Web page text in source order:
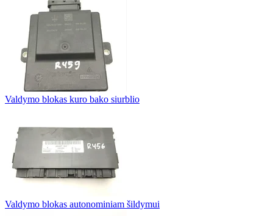
Valdymo blokas kuro bako siurblio
Valdymo blokas autonominiam šildymui